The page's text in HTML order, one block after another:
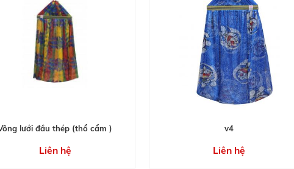
lưới đầu thép (thổ cẩm )
Liên hệ
v4
Liên hệ